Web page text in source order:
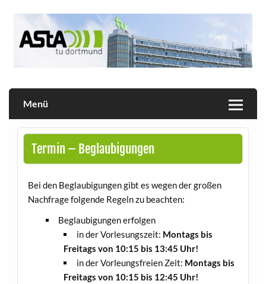
Menü
Termin – Beglaubigungen
Bei den Beglaubigungen gibt es wegen der großen
Nachfrage folgende Regeln zu beachten:
Beglaubigungen erfolgen
in der Vorlesungszeit: Montags bis
Freitags von 10:15 bis 13:45 Uhr!
in der Vorleungsfreien Zeit: Montags bis
Freitags von 10:15 bis 12:45 Uhr!